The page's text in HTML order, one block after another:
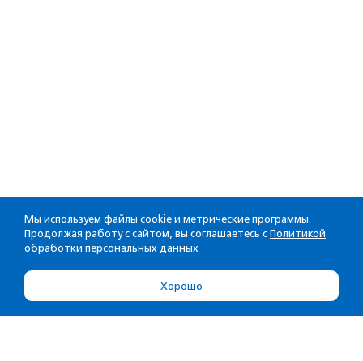
Мы используем файлы cookie и метрические программы.
Продолжая работу с сайтом, вы соглашаетесь с Политикой
обработки персональных данных
Хорошо